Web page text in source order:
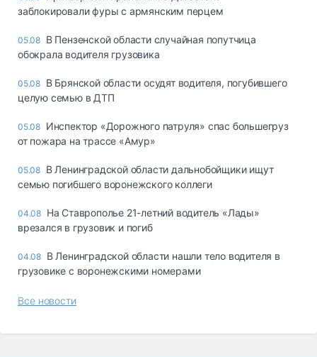
заблокировали фуры с армянским перцем
05.08 В Пензенской области случайная попутчица
обокрала водителя грузовика
05.08 В Брянской области осудят водителя, погубившего
целую семью в ДТП
05.08 Инспектор «Дорожного патруля» спас большегруз
от пожара на трассе «Амур»
05.08 В Ленинградской области дальнобойщики ищут
семью погибшего воронежского коллеги
04.08 На Ставрополье 21-летний водитель «Лады»
врезался в грузовик и погиб
04.08 В Ленинградской области нашли тело водителя в
грузовике с воронежскими номерами
Все новости